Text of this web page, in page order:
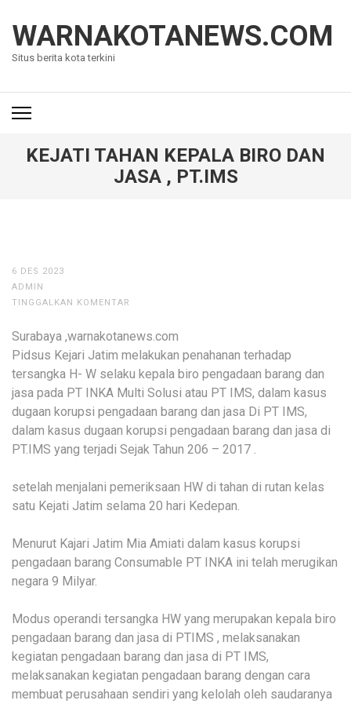
konten
(Tekan
WARNAKOTANEWS.COM
Situs berita kota terkini
KEJATI TAHAN KEPALA BIRO DAN
JASA , PT.IMS
6 DES 2023
ADMIN
TINGGALKAN KOMENTAR
Surabaya ,warnakotanews.com
Pidsus Kejari Jatim melakukan penahanan terhadap
tersangka H- W selaku kepala biro pengadaan barang dan
jasa pada PT INKA Multi Solusi atau PT IMS, dalam kasus
dugaan korupsi pengadaan barang dan jasa Di PT IMS,
dalam kasus dugaan korupsi pengadaan barang dan jasa di
PT.IMS yang terjadi Sejak Tahun 206 – 2017 .
setelah menjalani pemeriksaan HW di tahan di rutan kelas
satu Kejati Jatim selama 20 hari Kedepan.
Menurut Kajari Jatim Mia Amiati dalam kasus korupsi
pengadaan barang Consumable PT INKA ini telah merugikan
negara 9 Milyar.
Modus operandi tersangka HW yang merupakan kepala biro
pengadaan barang dan jasa di PTIMS , melaksanakan
kegiatan pengadaan barang dan jasa di PT IMS,
melaksanakan kegiatan pengadaan barang dengan cara
membuat perusahaan sendiri yang kelolah oleh saudaranya